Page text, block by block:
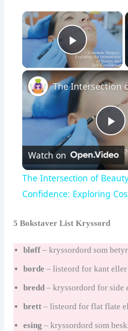
×
Play
P
l
a
V
i
d
Watch on
The Intersection of
Confidence: Exploring
5 Bokstaver List Kryssord
bløff– kryssordord som
borde – listeord for kant eller
bredd– kryssordord for side
brett– listeord for flat flate
esing – kryssordord som